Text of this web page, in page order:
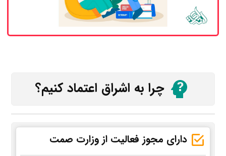
چرا به اشراق اعتماد کنیم؟
دارای مجوز فعالیت از وزارت صمت